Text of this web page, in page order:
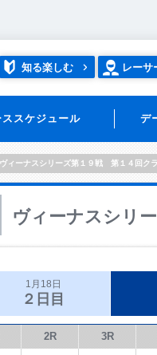
知る楽しむ レーサ
ススケジュール デ
ヴィーナスシリーズ第１９戦 第１４回ク
ヴィーナスシリ
1月18日
２日目
2R 3R